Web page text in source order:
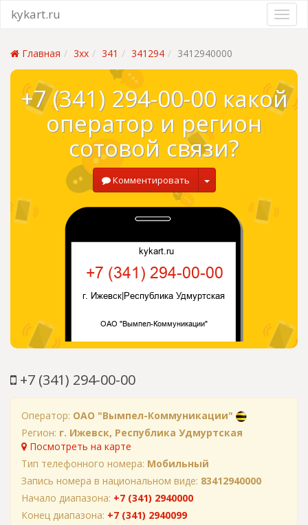
kykart.ru
Главная 3xx 341 341294 3412940000
+7 (341) 294-00-00 какой
оператор и регион
сотовой связи?
Комментировать
+7 (341) 294-00-00
Оператор: ОАО "Вымпел-Коммуникации"
Регион: г. Ижевск, Республика Удмуртская
Посмотреть на карте
Тип телефонного номера: Мобильный
Запись номера в национальном виде: 83412940000
Начало диапазона: +7 (341) 2940000
Конец диапазона: +7 (341) 2940099